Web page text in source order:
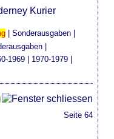
Kurier
|Sonderausgaben
|
1969 | 1970-1979 |
Seite 64